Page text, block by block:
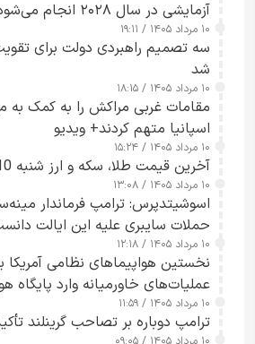
آزمایشی در سال ۲۰۲۸ انجام می‌شود
۱۰ مرداد ۱۴۰۵ / ۱۹:۱۱
سه تصمیم راهبردی دولت برای
شد
۱۰ مرداد ۱۴۰۵ / ۱۸:۱۵
مقامات غربی مراکش را به کمک به
اسپانیا متهم کردند+ ویدیو
۱۰ مرداد ۱۴۰۵ / ۱۵:۲۴
آخرین قیمت طلا، سکه و ارز شنبه 10 مرداد+ جدول
۱۰ مرداد ۱۴۰۵ / ۱۳:۰۸
اسوشیتدپرس: ترامپ فرماندار
حملات سایبری علیه این ایالت
ارائه نکرد
۱۰ مرداد ۱۴۰۵ / ۱۲:۱۸
نخستین هواپیماهای نظامی آمریکا
عملیات‌های خاورمیانه وارد پایگاه
شدند
۱۰ مرداد ۱۴۰۵ / ۱۱:۵۹
ترامپ دوباره بر تصاحب گرینلند